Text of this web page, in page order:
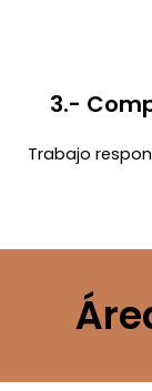
3.-
Trabajo